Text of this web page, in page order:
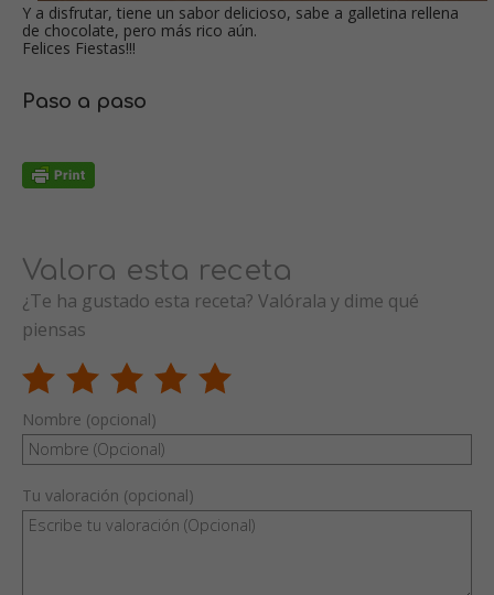
Y a disfrutar, tiene un sabor delicioso, sabe a galletina rellena
de chocolate, pero más rico aún.
Felices Fiestas!!!
Paso a paso
Valora esta receta
¿Te ha gustado esta receta? Valórala y dime qué
piensas
Nombre (opcional)
Tu valoración (opcional)